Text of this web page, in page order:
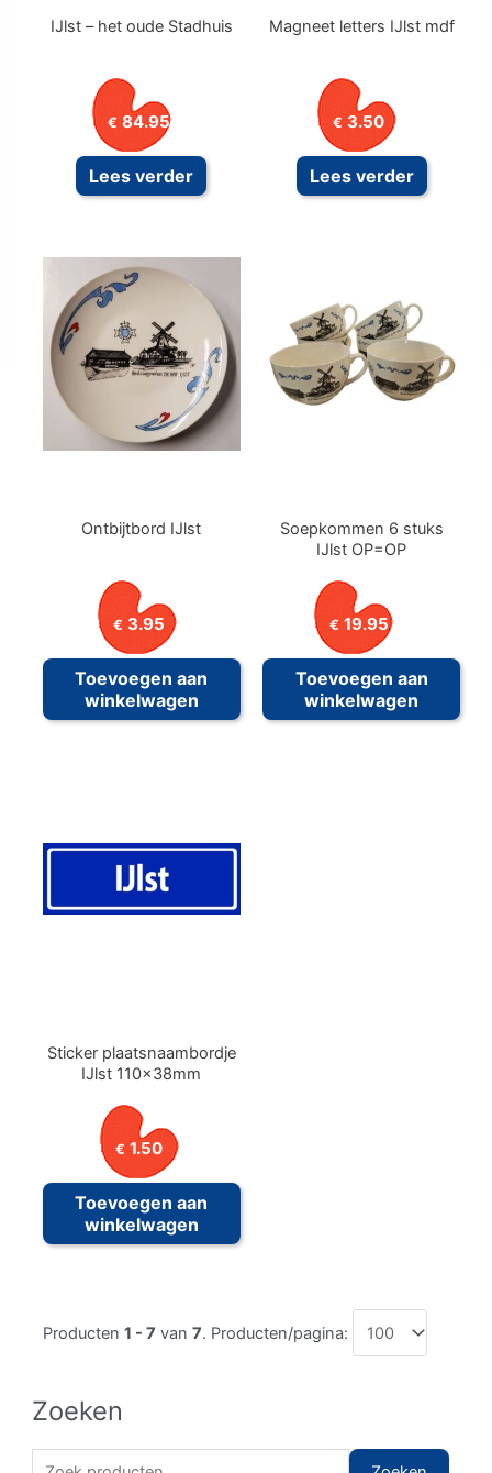
Zoeken
IJlst – het oude Stadhuis
€ 84.95
Lees verder
Magneet letters IJlst mdf
€ 3.50
Lees verder
Ontbijtbord IJlst
€ 3.95
Toevoegen aan
winkelwagen
Soepkommen 6 stuks
IJlst OP=OP
€ 19.95
Toevoegen aan
winkelwagen
Sticker plaatsnaambordje
IJlst 110x38mm
€ 1.50
Toevoegen aan
winkelwagen
Producten 1 - 7 van 7. Producten/pagina: